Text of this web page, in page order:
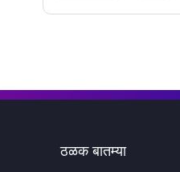
ठळक बातम्या